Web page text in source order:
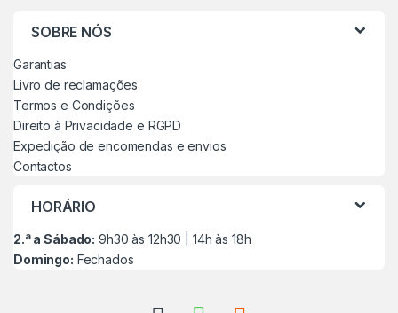
SOBRE NÓS
Garantias
Livro de reclamações
Termos e Condições
Direito à Privacidade e RGPD
Expedição de encomendas e envios
Contactos
HORÁRIO
2.ª a Sábado: 9h30 às 12h30 | 14h às 18h
Domingo: Fechados